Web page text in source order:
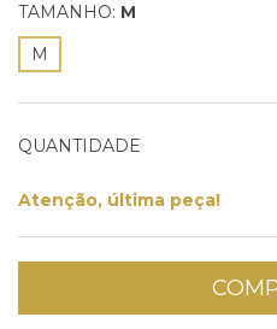
TAMANHO: M
M
QUANTIDADE
Atenção, última peça!